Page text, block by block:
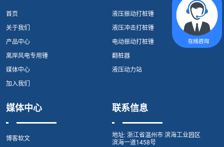
首页
关于我们
产品中心
离岸风电专用锤
媒体中心
加入我们
液压振动打桩锤
液压冲击打桩锤
电动振动打桩锤
翻桩器
液压动力站
媒体中心
博客软文
联系信息
地址: 浙江省温州市 滨海工业园区
滨海一道1458号